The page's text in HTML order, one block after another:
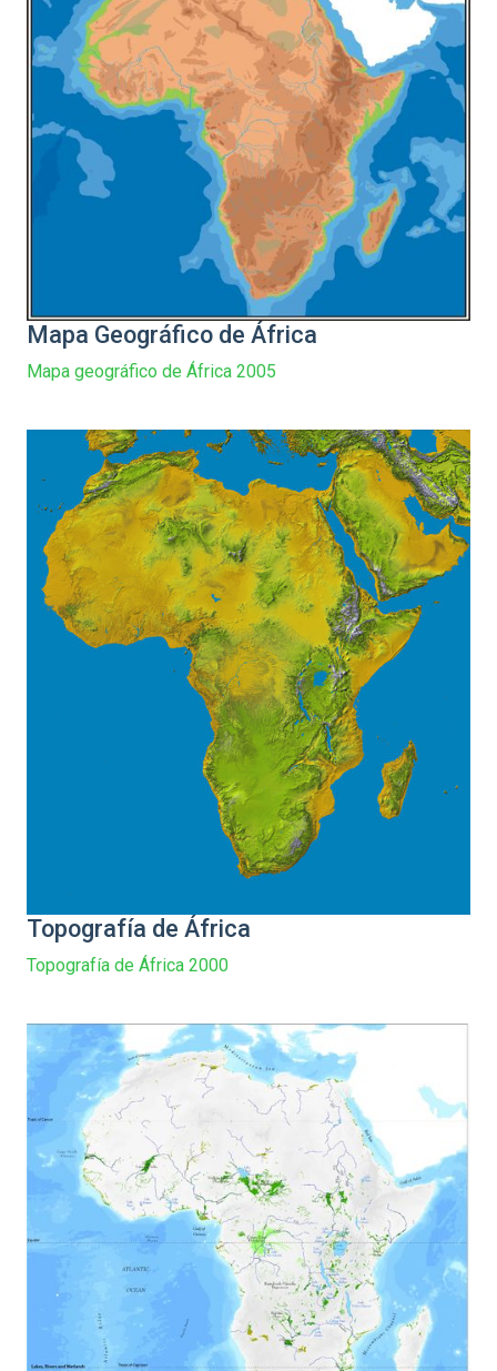
Mapa Geográfico de África
Mapa geográfico de África 2005
Topografía de África
Topografía de África 2000